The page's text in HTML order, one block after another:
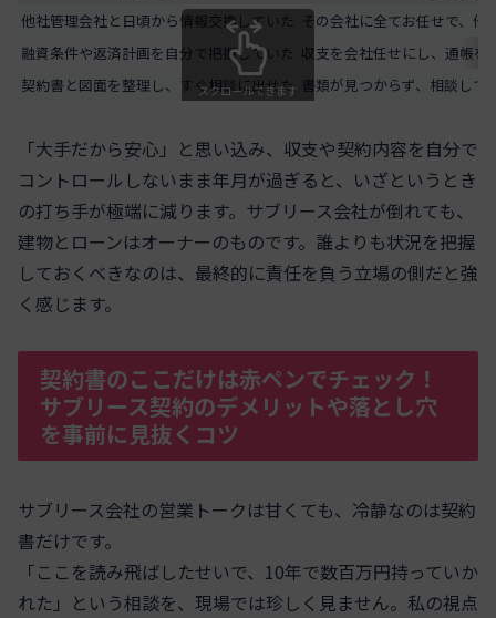
他社管理会社と日頃から情報交換していた その会社に全てお任せで、他
融資条件や返済計画を自分で把握していた 収支を会社任せにし、通帳を
契約書と図面を整理し、すぐ相談に出せた 書類が見つからず、相談して
スクロールできます
「大手だから安心」と思い込み、収支や契約内容を自分で
コントロールしないまま年月が過ぎると、いざというとき
の打ち手が極端に減ります。サブリース会社が倒れても、
建物とローンはオーナーのものです。誰よりも状況を把握
しておくべきなのは、最終的に責任を負う立場の側だと強
く感じます。
契約書のここだけは赤ペンでチェック！
サブリース契約のデメリットや落とし穴
を事前に見抜くコツ
サブリース会社の営業トークは甘くても、冷静なのは契約
書だけです。
「ここを読み飛ばしたせいで、10年で数百万円持っていか
れた」という相談を、現場では珍しく見ません。私の視点